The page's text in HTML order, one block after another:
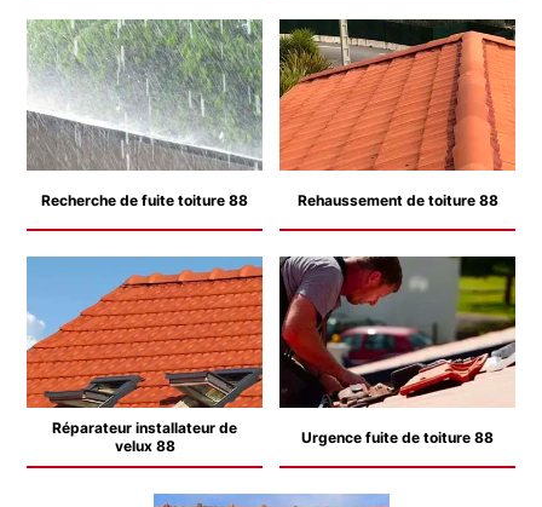
Recherche de fuite toiture 88 Rehaussement de toiture 88
Réparateur installateur de
velux 88
Urgence fuite de toiture 88